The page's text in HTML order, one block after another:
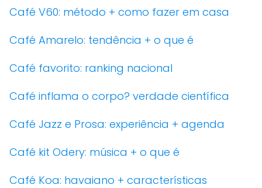
Café V60: método + como fazer em casa
Café Amarelo: tendência + o que é
Café favorito: ranking nacional
Café inflama o corpo? verdade científica
Café Jazz e Prosa: experiência + agenda
Café kit Odery: música + o que é
Café Koa: havaiano + características